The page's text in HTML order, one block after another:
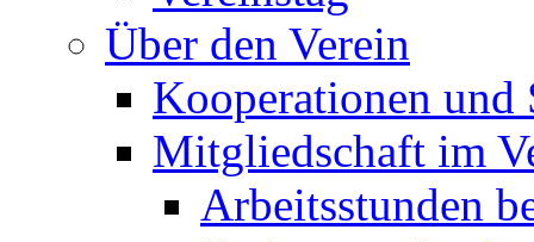
Über den Verein
Kooperationen und
Mitgliedschaft im
Arbeitsstunden